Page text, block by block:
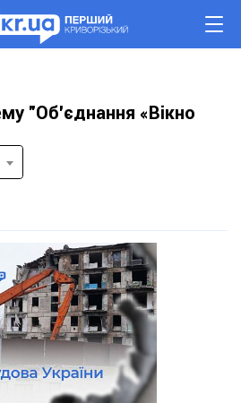
"Об'єднання «Вікно